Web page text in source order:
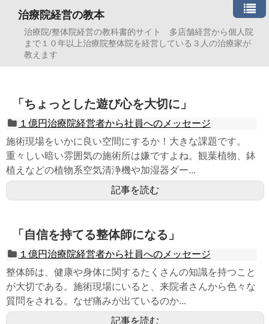
治療院経営の教本
治療院/整体院経営の教科書的サイト 多店舗経営から個人院
まで１０年以上治療院整体院を経営している３人の治療家が
教えます
「ちょっとした遊び心を大切に」
１億円治療院経営者から社員へのメッセージ
施術現場をいかに良い空間にするか！大きな課題です。
重々しい暗い雰囲気の施術所は嫌ですよね。観葉植物、鉢
植えなどの植物系空気清浄機や加湿器ダー...
記事を読む
「自信を持てる整体師になる」
１億円治療院経営者から社員へのメッセージ
整体師は、健康や身体に関するたくさんの知識を持つこと
が大切である。施術現場にいると、来院者さんから色々な
質問をされる。なぜ痛みが出ているのか...
記事を読む